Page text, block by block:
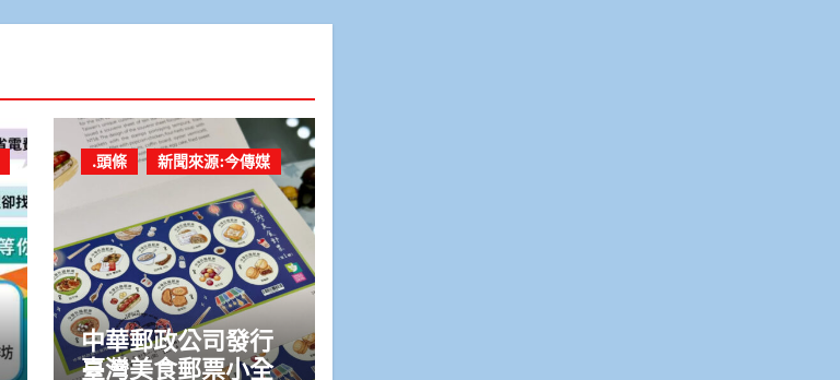
.頭條 新聞來源:今傳媒
中華郵政公司發行
臺灣美食郵票小全